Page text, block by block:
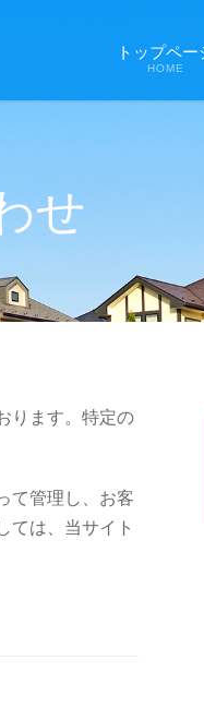
トップペー
HOME
せ
ります。特定の
て管理し、お客
ては、当サイト